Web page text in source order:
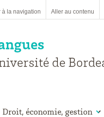
à la navigation Aller au contenu
Droit, économie, gestion